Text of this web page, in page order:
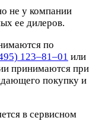
не у компании
ее дилеров.
по
123–81–01 или
принимаются при
покупку и
в сервисном